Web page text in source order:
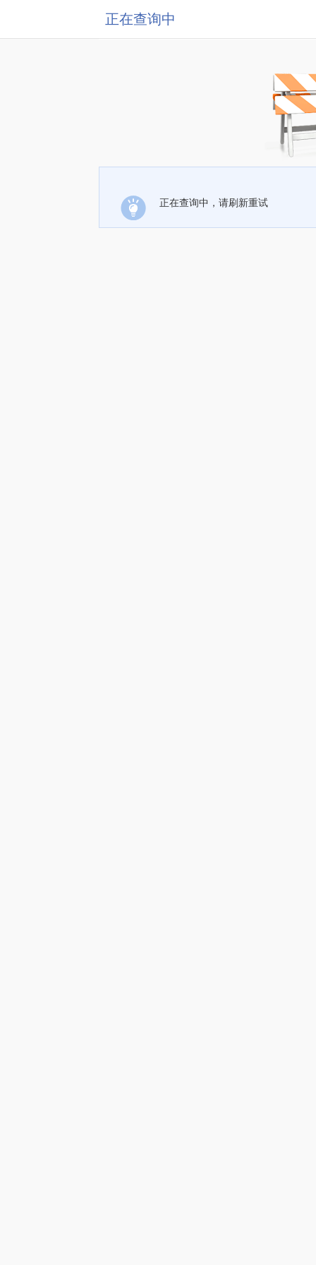
正在查询中
正在查询中，请刷新重试